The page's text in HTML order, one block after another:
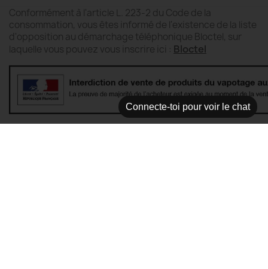
Connecte-toi pour voir le chat
Conformément à l'article L. 223-2 du Code de la
consommation, vous êtes informé de l'existence de la liste
d'opposition au démarchage téléphonique Bloctel, sur
laquelle vous pouvez vous inscrire ici : Bloctel